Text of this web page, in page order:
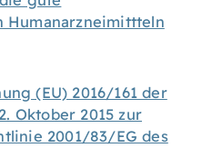
Humanarzneimittteln
(EU) 2016/161 der
Oktober 2015 zur
2001/83/EG des